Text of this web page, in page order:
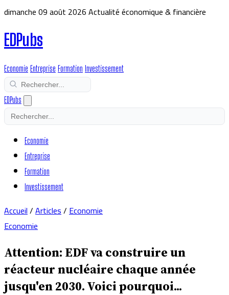
dimanche 09 août 2026Actualité économique & financière
EDPubs
Economie Entreprise Formation Investissement
EDPubs
Economie
Entreprise
Formation
Investissement
Accueil/Articles/Economie
Economie
Attention: EDF va construire un
réacteur nucléaire chaque année
jusqu'en 2030. Voici pourquoi...